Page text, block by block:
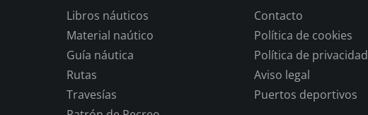
Libros náuticos
Material naútico
Guía náutica
Rutas
Travesías
Contacto
Política de cookies
Política de privacidad
Aviso legal
Puertos deportivos